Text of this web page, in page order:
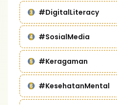
#DigitalLiteracy
#SosialMedia
#Keragaman
#KesehatanMental